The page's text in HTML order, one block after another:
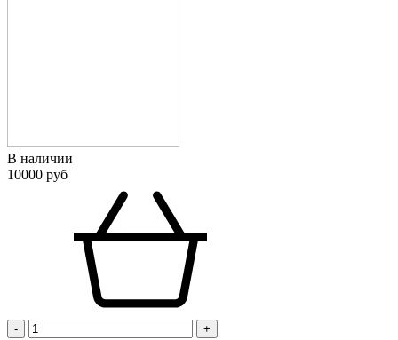
В наличии
10000 руб
- +